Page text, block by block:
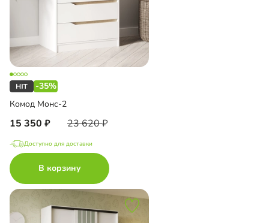
-35%
Комод Монс-2
15 350 23 620
Доступно для доставки
В корзину